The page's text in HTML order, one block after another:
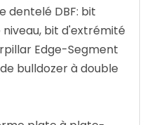
dentelé DBF: bit
bit d'extrémité
Edge-Segment
bulldozer à double